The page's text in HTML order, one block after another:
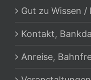
Gut zu Wissen /
Kontakt,
Anreise,